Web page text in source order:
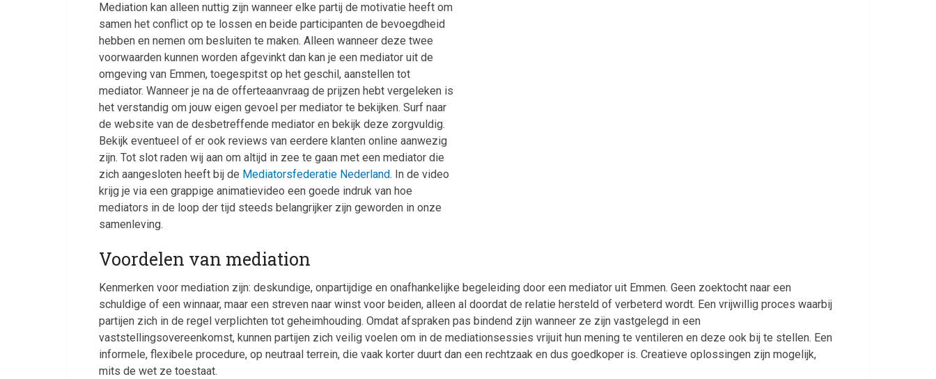
Mediation kan alleen nuttig zijn wanneer elke partij de motivatie heeft om
samen het conflict op te lossen en beide participanten de bevoegdheid
hebben en nemen om besluiten te maken. Alleen wanneer deze twee
voorwaarden kunnen worden afgevinkt dan kan je een mediator uit de
omgeving van Emmen, toegespitst op het geschil, aanstellen tot
mediator. Wanneer je na de offerteaanvraag de prijzen hebt vergeleken is
het verstandig om jouw eigen gevoel per mediator te bekijken. Surf naar
de website van de desbetreffende mediator en bekijk deze zorgvuldig.
Bekijk eventueel of er ook reviews van eerdere klanten online aanwezig
zijn. Tot slot raden wij aan om altijd in zee te gaan met een mediator die
zich aangesloten heeft bij de Mediatorsfederatie Nederland. In de video
krijg je via een grappige animatievideo een goede indruk van hoe
mediators in de loop der tijd steeds belangrijker zijn geworden in onze
samenleving.
Voordelen van mediation
Kenmerken voor mediation zijn: deskundige, onpartijdige en onafhankelijke begeleiding door een mediator uit Emmen. Geen zoektocht naar een
schuldige of een winnaar, maar een streven naar winst voor beiden, alleen al doordat de relatie hersteld of verbeterd wordt. Een vrijwillig proces waarbij
partijen zich in de regel verplichten tot geheimhouding. Omdat afspraken pas bindend zijn wanneer ze zijn vastgelegd in een
vaststellingsovereenkomst, kunnen partijen zich veilig voelen om in de mediationsessies vrijuit hun mening te ventileren en deze ook bij te stellen. Een
informele, flexibele procedure, op neutraal terrein, die vaak korter duurt dan een rechtzaak en dus goedkoper is. Creatieve oplossingen zijn mogelijk,
mits de wet ze toestaat.